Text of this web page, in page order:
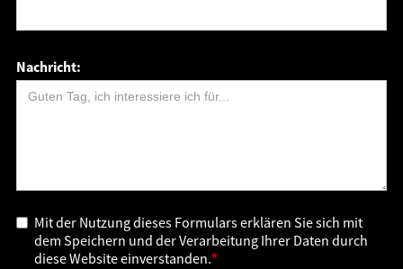
Nachricht:
Mit der Nutzung dieses Formulars erklären Sie sich mit
dem Speichern und der Verarbeitung Ihrer Daten durch
diese Website einverstanden.*